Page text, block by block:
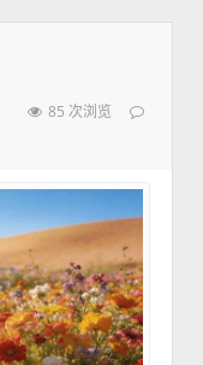
85 次浏览